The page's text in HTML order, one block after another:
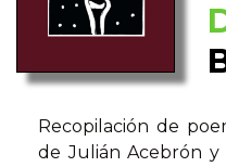
Recopilación de
de Julián Acebrón y